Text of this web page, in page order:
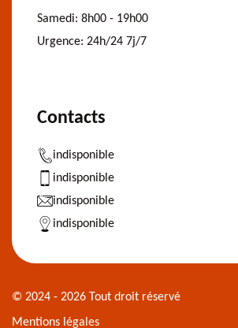
Samedi: 8h00 - 19h00
Urgence: 24h/24 7j/7
Contacts
indisponible
indisponible
indisponible
indisponible
© 2024 - 2026 Tout droit réservé
Mentions légales